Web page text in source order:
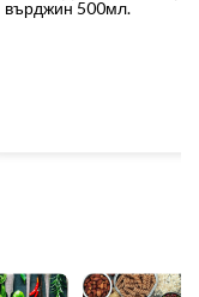
върджин 500мл.